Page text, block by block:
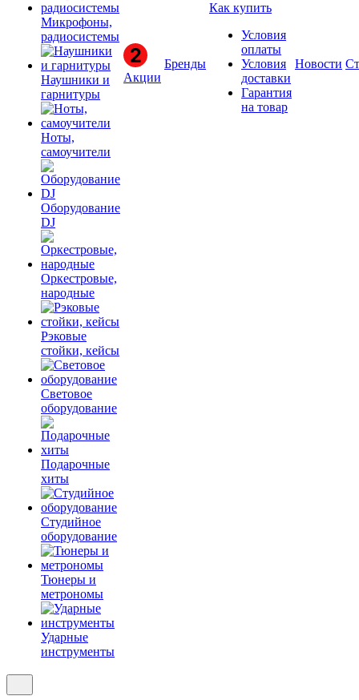
Микрофоны,
радиосистемы
Наушники и
гарнитуры
Ноты,
самоучители
Оборудование
DJ
Оркестровые,
народные
Рэковые
стойки, кейсы
Световое
оборудование
Подарочные
хиты
Студийное
оборудование
Тюнеры и
метрономы
Ударные
инструменты
Акции
Бренды
Как купить
Условия
оплаты
Условия
доставки
Гарантия
на товар
Новости